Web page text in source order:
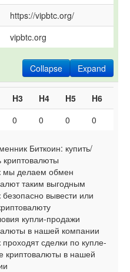
https://vipbtc.org/
vipbtc.org
Expand
Collapse
H3 H4 H5
H6
0 0 0 0
Биткоин: купить/
криптовалюты
мы делаем обмен
таким выгодным
безопасно вывести или
купли-продажи
в нашей компании
проходят сделки по купле-
криптовалюты в нашей